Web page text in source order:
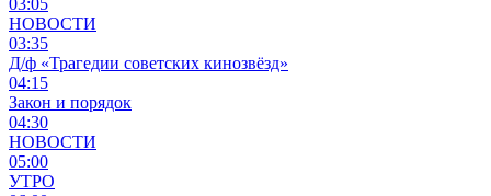
03:05
НОВОСТИ
03:35
Д/ф «Трагедии советских кинозвёзд»
04:15
Закон и порядок
04:30
НОВОСТИ
05:00
УТРО